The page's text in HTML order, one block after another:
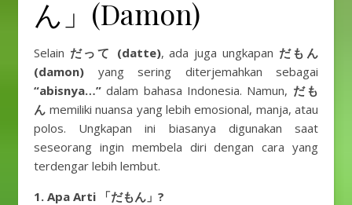
ん」(Damon)
Selain だって (datte), ada juga ungkapan だもん
(damon) yang sering diterjemahkan sebagai
“abisnya…” dalam bahasa Indonesia. Namun, だも
ん memiliki nuansa yang lebih emosional, manja, atau
polos. Ungkapan ini biasanya digunakan saat
seseorang ingin membela diri dengan cara yang
terdengar lebih lembut.
1. Apa Arti 「だもん」?